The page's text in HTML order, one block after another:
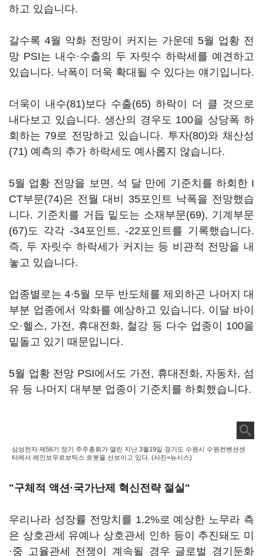
하고 있습니다.
갈수록 4월 악화 전망이 커지는 가운데 5월 업황 전
망 PSI는 내수·수출의 두 자릿수 하락세를 예견하고
있습니다. 낙폭이 더욱 확대될 수 있다는 얘기입니다.
더욱이 내수(81)보다 수출(65) 하락이 더 클 것으로
내다보고 있습니다. 생산의 경우도 100을 상당폭 하
회하는 79로 전망하고 있습니다. 투자(80)와 채산성
(71) 예측의 추가 하락세도 예사롭지 않습니다.
5월 업황 전망을 보면, 석 달 만에 기준치를 하회한 I
CT부문(74)은 전월 대비 35포인트 낙폭을 전망했습
니다. 기준치를 거듭 밑도는 소재부문(69), 기계부문
(67)도 각각 -34포인트, -22포인트를 기록했습니다.
즉, 두 자릿수 하락세가 커지는 등 비관적 전망을 내
놓고 있습니다.
업종별로는 4·5월 모두 반도체를 제외하곤 나머지 대
부분 업종에서 악화를 예상하고 있습니다. 이달 바이
오·헬스, 가전, 휴대전화, 철강 등 다수 업종이 100을
밑돌고 있기 때문입니다.
5월 업황 전망 PSI에서도 가전, 휴대전화, 자동차, 섬
유 등 나머지 대부분 업종이 기준치를 하회했습니다.
삼성전자 제56기 정기 주주총회가 열린 지난 3월19일 경기도 수원시 수원컨벤션센
터에서 레인보우로보틱스 로봇을 선보이고 있다. (사진=뉴시스)
"구체적 액션·국가난제 혁신전략 절실"
우리나라 성장률 전망치를 1.2%로 예상한 노무라 측
은 상호관세 유예나 상호관세 인하 등이 추진돼도 미
·중 고율관세 전쟁이 계속될 경우 글로벌 경기둔화